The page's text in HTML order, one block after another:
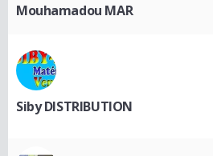
Mouhamadou MAR
Siby DISTRIBUTION